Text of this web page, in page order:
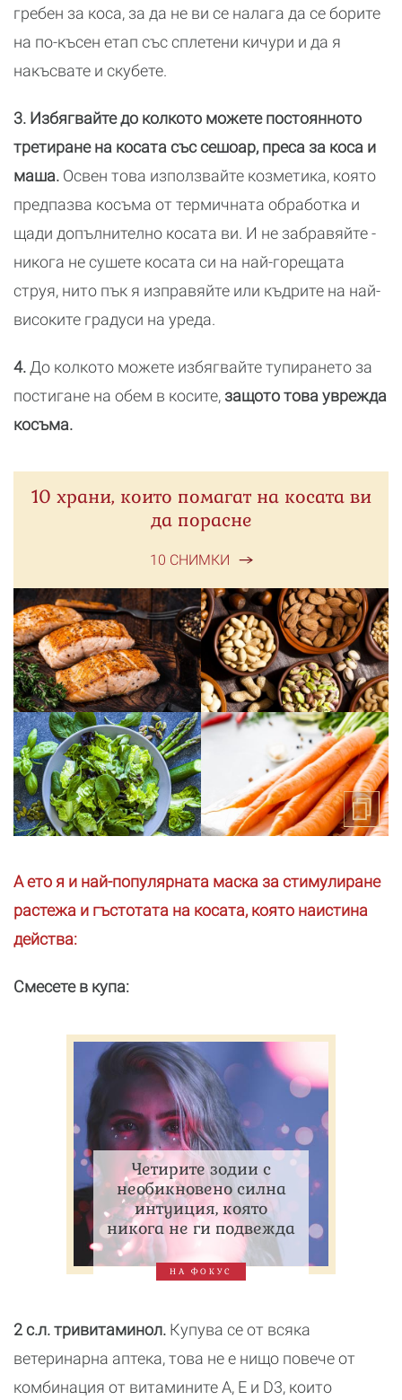
гребен за коса, за да не ви се налага да се борите
на по-късен етап със сплетени кичури и да я
накъсвате и скубете.
3. Избягвайте до колкото можете постоянното
третиране на косата със сешоар, преса за коса и
маша. Освен това използвайте козметика, която
предпазва косъма от термичната обработка и
щади допълнително косата ви. И не забравяйте -
никога не сушете косата си на най-горещата
струя, нито пък я изправяйте или къдрите на най-
високите градуси на уреда.
4. До колкото можете избягвайте тупирането за
постигане на обем в косите, защото това уврежда
косъма.
10 храни, които помагат на косата ви
да порасне
10 СНИМКИ
А ето я и най-популярната маска за стимулиране
растежа и гъстотата на косата, която наистина
действа:
Смесете в купа:
Четирите зодии с
необикновено силна
интуиция, която
никога не ги подвежда
НА ФОКУС
2 с.л. тривитаминол. Купува се от всяка
ветеринарна аптека, това не е нищо повече от
комбинация от витамините А, Е и D3, които